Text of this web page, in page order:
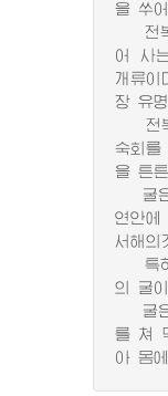
을 쑤
전복
어 사
개류
장 유
전복
숙회를
을 튼
굴은
연안에
서해의
특히
의 굴
굴은
를 쳐
아 몸